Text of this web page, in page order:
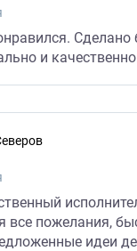
Сделано
и
все пожелания,
идеи